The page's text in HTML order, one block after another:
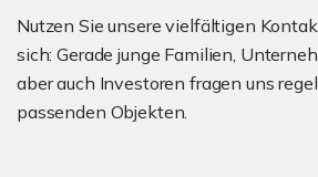
Nutzen Sie unsere vielfältigen
sich: Gerade junge Familien,
aber auch Investoren fragen uns
passenden Objekten.